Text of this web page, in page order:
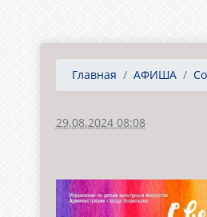
Главная АФИША
29.08.2024 08:08